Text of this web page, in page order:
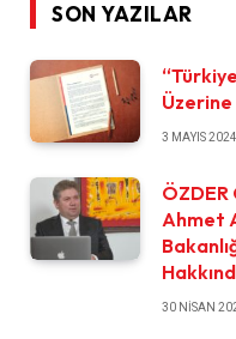
SON YAZILAR
3 MAYIS 2024
ÖZDER
Ahmet
30 NISAN